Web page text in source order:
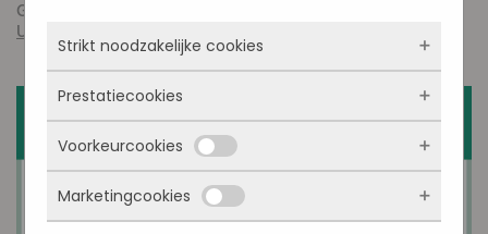
Geschreven door
Uncategorized
Strikt noodzakelijke cookies
Deze cookies zorgen ervoor dat de website
überhaupt werkt. Ze zijn dus altijd actief en
kunnen niet worden uitgezet. Meestal worden
ze alleen geplaatst als jij iets doet, zoals
inloggen, een formulier invullen of je
privacyvoorkeuren opslaan. Je kunt je browser
Prestatiecookies
Met deze cookies zien we hoe vaak onze site
bezocht wordt, waar bezoekers vandaan
komen en welke pagina’s populair zijn. Zo
kunnen we de website blijven verbeteren.
Voorkeurcookies
Deze cookies onthouden jouw voorkeuren.
Bijvoorbeeld taalkeuze of ingevulde gegevens.
Marketingcookies